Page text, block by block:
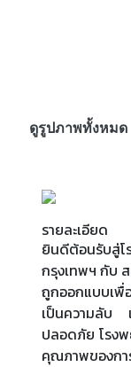
ดูรูปภาพทั้งหมด
รายละเอียด
ยินดีต้อนรับสู่โ
กรุงเทพฯ กับ
ถูกออกแบบเพื่
เป็นความลับ
ปลอดภัย โรง
คุณภาพของกา